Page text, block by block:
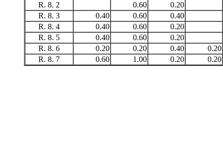
R. 8. 2
0.60
0.20
R. 8. 3
0.40 0.60
0.40
R. 8. 4
0.40 0.60
0.20
R. 8. 5
0.40 0.60
0.20
R. 8. 6
0.20 0.20 0.40
0.20
R. 8. 7
0.60 1.00 0.20 0.20